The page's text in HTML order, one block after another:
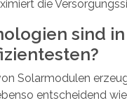
die
sind in
Solarmodulen
entscheidend